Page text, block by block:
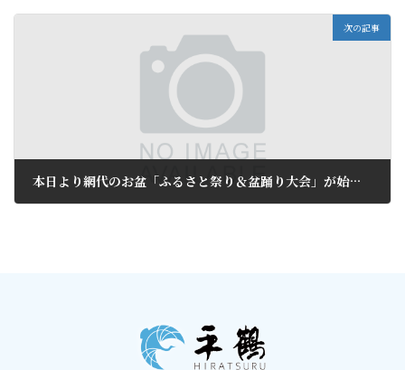
次の記事
本日より網代のお盆「ふるさと祭り＆盆踊り大会」が始まります。